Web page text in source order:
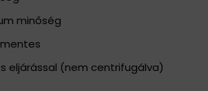
minőség
eljárással (nem centrifugálva)